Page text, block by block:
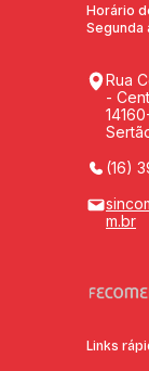
Horário
Segunda
Rua
-
(16)
m.br
Links